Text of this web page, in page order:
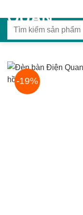
Tìm
-19%